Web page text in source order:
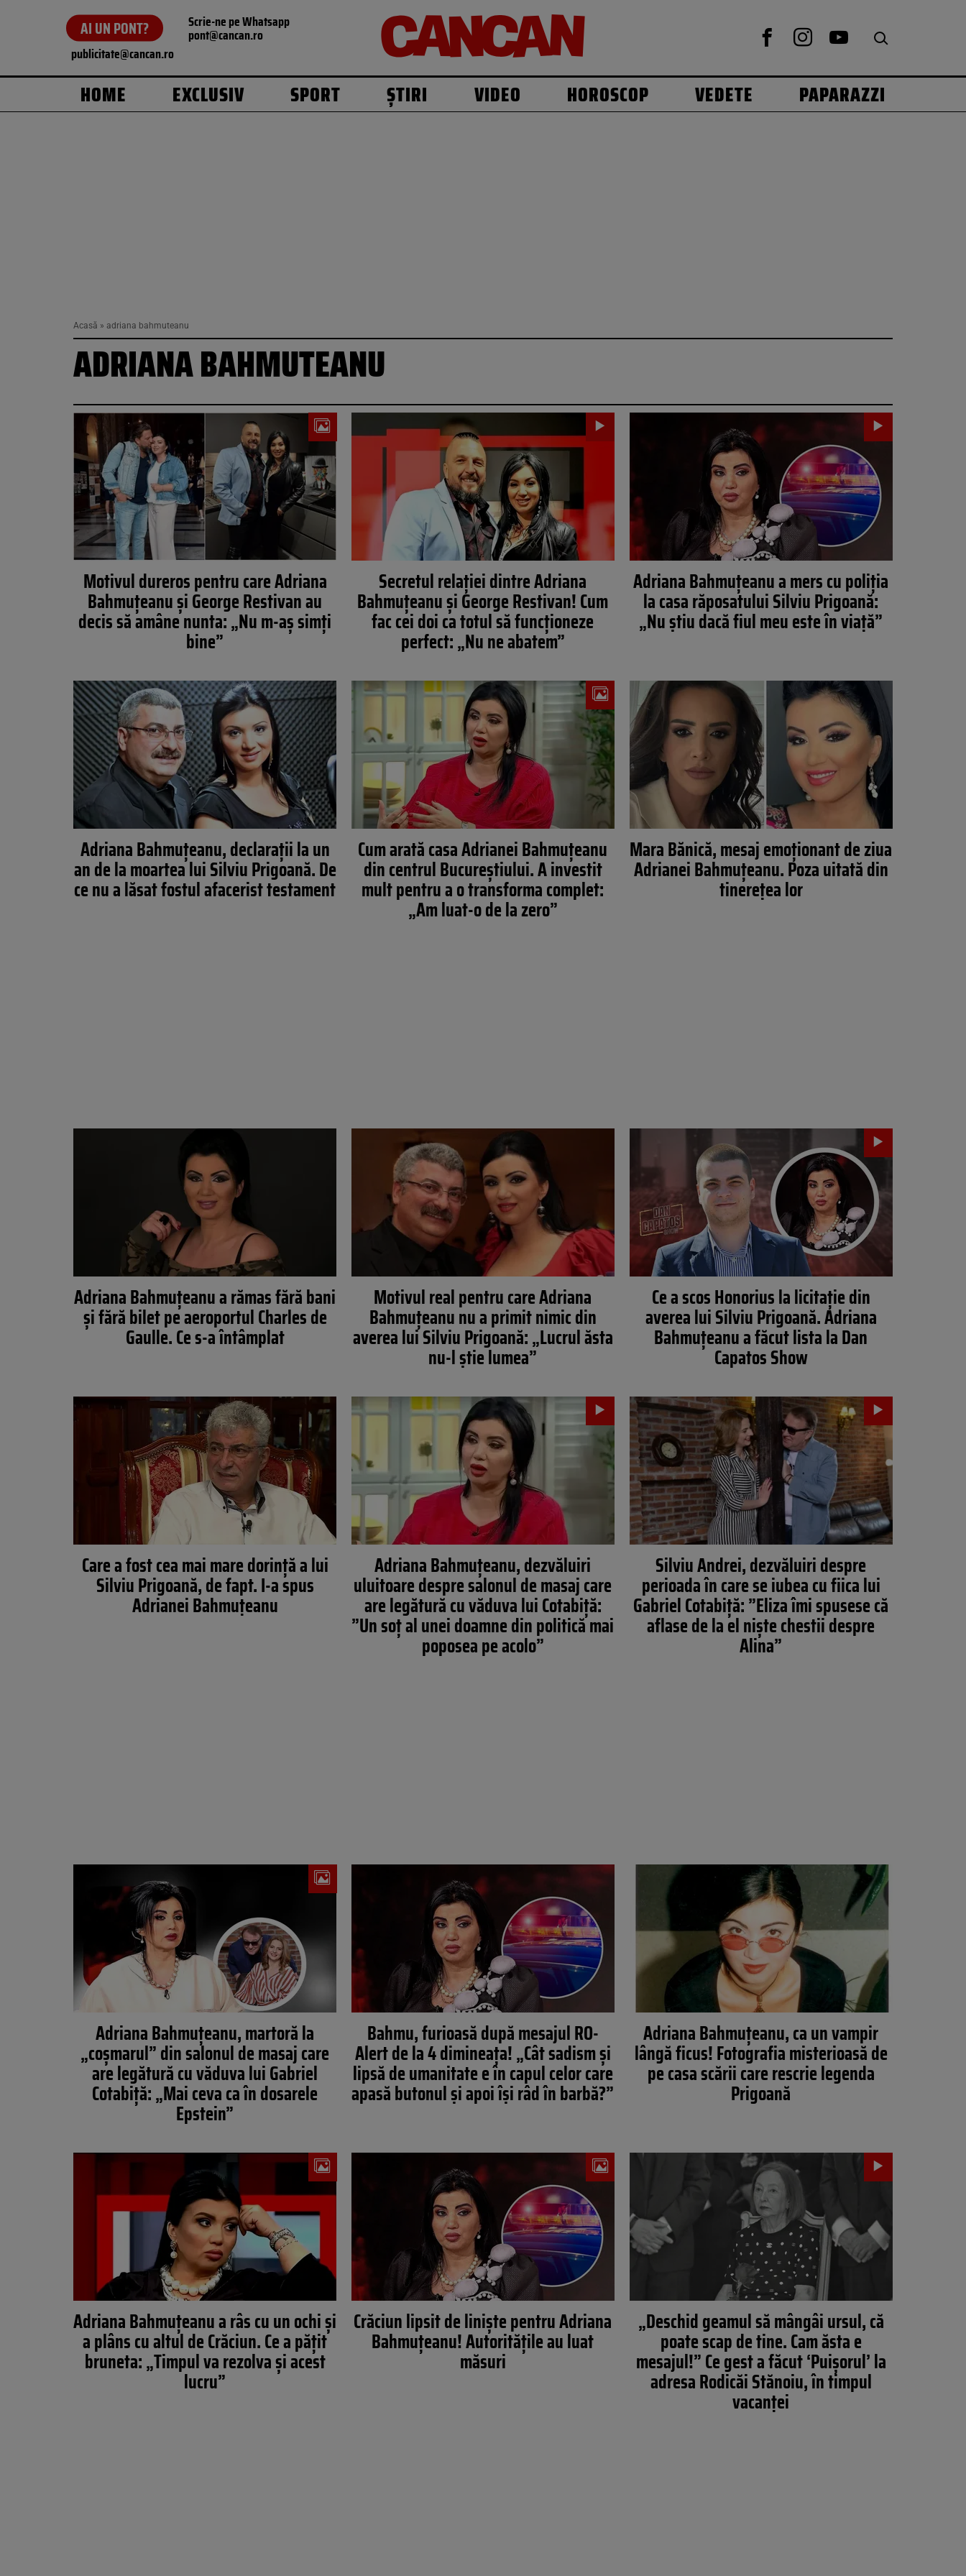
AI UN PONT? Scrie-ne pe Whatsapp
pont@cancan.ro
publicitate@cancan.ro
HOME EXCLUSIV SPORT ȘTIRI VIDEO HOROSCOP VEDETE PAPARAZZI
Acasă » adriana bahmuteanu
ADRIANA BAHMUTEANU
Motivul dureros pentru care Adriana
Bahmuțeanu și George Restivan au
decis să amâne nunta: „Nu m-aș simți
bine”
Secretul relației dintre Adriana
Bahmuțeanu și George Restivan! Cum
fac cei doi ca totul să funcționeze
perfect: „Nu ne abatem”
Adriana Bahmuțeanu a mers cu poliția
la casa răposatului Silviu Prigoană:
„Nu știu dacă fiul meu este în viață”
Adriana Bahmuțeanu, declarații la un
an de la moartea lui Silviu Prigoană. De
ce nu a lăsat fostul afacerist testament
Cum arată casa Adrianei Bahmuțeanu
din centrul Bucureștiului. A investit
mult pentru a o transforma complet:
„Am luat-o de la zero”
Mara Bănică, mesaj emoționant de ziua
Adrianei Bahmuțeanu. Poza uitată din
tinerețea lor
Adriana Bahmuțeanu a rămas fără bani
și fără bilet pe aeroportul Charles de
Gaulle. Ce s-a întâmplat
Motivul real pentru care Adriana
Bahmuțeanu nu a primit nimic din
averea lui Silviu Prigoană: „Lucrul ăsta
nu-l știe lumea”
Ce a scos Honorius la licitație din
averea lui Silviu Prigoană. Adriana
Bahmuțeanu a făcut lista la Dan
Capatos Show
Care a fost cea mai mare dorință a lui
Silviu Prigoană, de fapt. I-a spus
Adrianei Bahmuțeanu
Adriana Bahmuțeanu, dezvăluiri
uluitoare despre salonul de masaj care
are legătură cu văduva lui Cotabiță:
”Un soț al unei doamne din politică mai
poposea pe acolo”
Silviu Andrei, dezvăluiri despre
perioada în care se iubea cu fiica lui
Gabriel Cotabiță: ”Eliza îmi spusese că
aflase de la el niște chestii despre
Alina”
Adriana Bahmuțeanu, martoră la
„coșmarul” din salonul de masaj care
are legătură cu văduva lui Gabriel
Cotabiță: „Mai ceva ca în dosarele
Epstein”
Bahmu, furioasă după mesajul RO-
Alert de la 4 dimineața! „Cât sadism și
lipsă de umanitate e în capul celor care
apasă butonul și apoi își râd în barbă?”
Adriana Bahmuțeanu, ca un vampir
lângă ficus! Fotografia misterioasă de
pe casa scării care rescrie legenda
Prigoană
Adriana Bahmuțeanu a râs cu un ochi și
a plâns cu altul de Crăciun. Ce a pățit
bruneta: „Timpul va rezolva și acest
lucru”
Crăciun lipsit de liniște pentru Adriana
Bahmuțeanu! Autoritățile au luat
măsuri
„Deschid geamul să mângâi ursul, că
poate scap de tine. Cam ăsta e
mesajul!” Ce gest a făcut ‘Puișorul’ la
adresa Rodicăi Stănoiu, în timpul
vacanței